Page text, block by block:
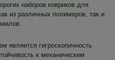
наборов ковриков для
из различных полимеров, так и
является гигроскопичность
к механическим